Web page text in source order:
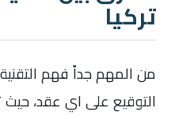
تركيا
من المهم جداً فهم
التوقيع على اي عقد، حيث